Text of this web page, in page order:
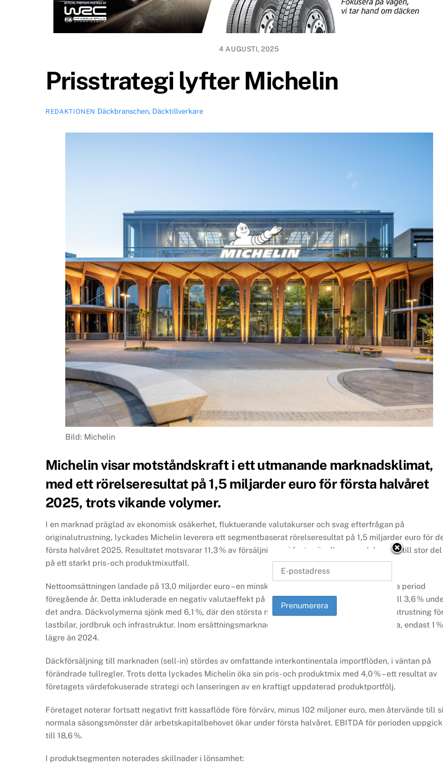
4 AUGUSTI, 2025
Prisstrategi lyfter Michelin
REDAKTIONEN Däckbranschen, Däcktillverkare
Bild: Michelin
Michelin visar motståndskraft i ett utmanande marknadsklimat,
med ett rörelseresultat på 1,5 miljarder euro för första halvåret
2025, trots vikande volymer.
I en marknad präglad av ekonomisk osäkerhet, fluktuerande valutakurser och svag efterfrågan på
originalutrustning, lyckades Michelin leverera ett segmentbaserat rörelseresultat på 1,5 miljarder euro för
första halvåret 2025. Resultatet motsvarar 11,3 % av försäljningen i fasta växelkurser och bygger till stor del
på ett starkt pris- och produktmixutfall.
Nettoomsättningen landade på 13,0 miljarder euro – en minskning med 3,4 % jämfört med samma period
föregående år. Detta inkluderade en negativ valutaeffekt på 1,5 % i första kvartalet som ökade till 3,6 %
det andra. Däckvolymerna sjönk med 6,1 %, där den största nedgången noterades inom originalutrustning
lastbilar, jordbruk och infrastruktur. Inom ersättningsmarknaden var volymerna i stort sett stabila, endast 1 %
lägre än 2024.
Däckförsäljning till marknaden (sell-in) stördes av omfattande interkontinentala importflöden, i väntan på
förändrade tullregler. Trots detta lyckades Michelin öka sin pris- och produktmix med 4,0 % – ett resultat av
företagets värdefokuserade strategi och lanseringen av en kraftigt uppdaterad produktportfölj.
Företaget noterar fortsatt negativt fritt kassaflöde före förvärv, minus 102 miljoner euro, men återvände till
normala säsongsmönster där arbetskapitalbehovet ökar under första halvåret. EBITDA för perioden uppgick
till 18,6 %.
I produktsegmenten noterades skillnader i lönsamhet: